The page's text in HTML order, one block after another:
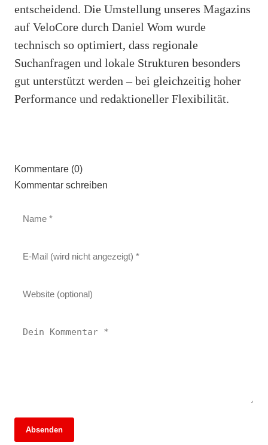
entscheidend. Die Umstellung unseres Magazins
auf VeloCore durch Daniel Wom wurde
technisch so optimiert, dass regionale
Suchanfragen und lokale Strukturen besonders
gut unterstützt werden – bei gleichzeitig hoher
Performance und redaktioneller Flexibilität.
Kommentare (0)
Kommentar schreiben
Absenden
13. Juni 2026